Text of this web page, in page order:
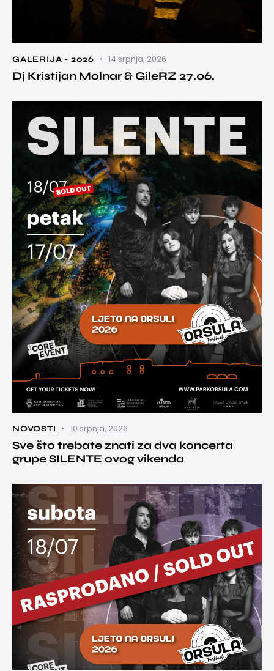
GALERIJA - 2026 14 srpnja, 2026
Dj Kristijan Molnar & GileRZ 27.06.
NOVOSTI 10 srpnja, 2026
Sve što trebate znati za dva koncerta
grupe SILENTE ovog vikenda